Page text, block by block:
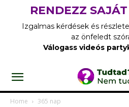
RENDEZZ
Izgalmas kérdések és
az önfeledt
Válogass videós
Home 365 nap